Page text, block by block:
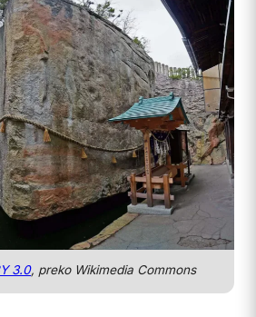
3.0, preko Wikimedia Commons